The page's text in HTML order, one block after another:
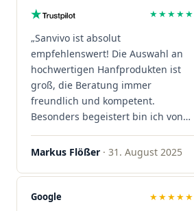
★★★★★
„Sanvivo ist absolut
empfehlenswert! Die Auswahl an
hochwertigen Hanfprodukten ist
groß, die Beratung immer
freundlich und kompetent.
Besonders begeistert bin ich von
der schnellen Rezeptannahme –
alles läuft unkompliziert und
sind extrem zügig, was mir jedes
Mal viel Zeit spart. Man merkt,
Markus Flößer · 31. August 2025
Google ★★★★★